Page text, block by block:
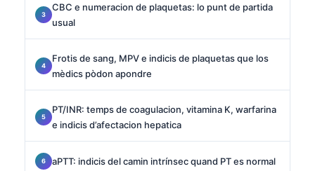
CBC e numeracion de plaquetas: lo punt de partida
usual
Frotis de sang, MPV e indicis de plaquetas que los
mèdics pòdon apondre
PT/INR: temps de coagulacion, vitamina K, warfarina
e indicis d’afectacion hepatica
aPTT: indicis del camin intrínsec quand PT es normal